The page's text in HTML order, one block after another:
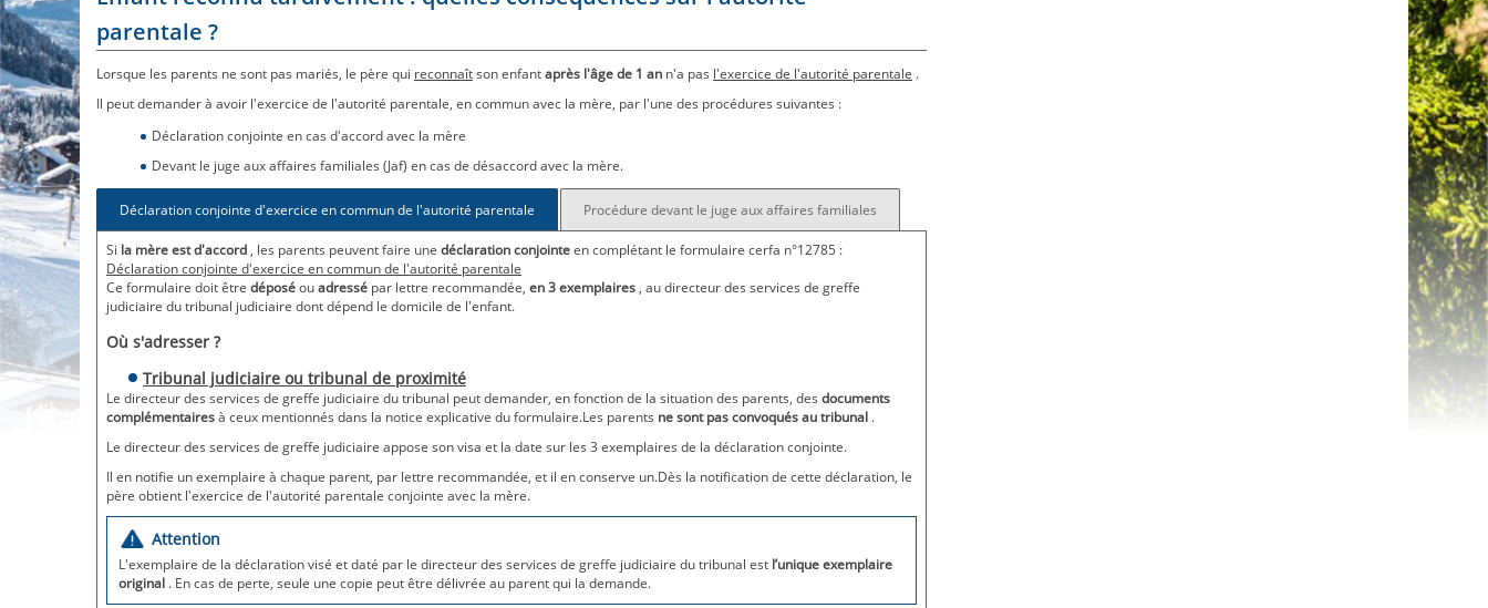
parentale ?
Lorsque les parents ne sont pas mariés, le père qui reconnaîtson enfantaprès l'âge de 1 an n'a pas l'exercice de l'autorité parentale .
Il peut demander à avoir l'exercice de l'autorité parentale, en commun avec la mère, par l'une des procédures suivantes :
Déclaration conjointe en cas d'accord avec la mère
Devant le juge aux affaires familiales (Jaf) en cas de désaccord avec la mère.
Déclaration conjointe d'exercice en commun de l'autorité parentale Procédure devant le juge aux affaires familiales
Si la mère est d'accord , les parents peuvent faire une déclaration conjointeen complétant le formulaire cerfa n°12785 :
Déclaration conjointe d'exercice en commun de l'autorité parentale
Ce formulaire doit être déposéouadressé par lettre recommandée, en 3 exemplaires , au directeur des services de greffe
judiciaire du tribunal judiciaire dont dépend le domicile de l'enfant.
Où s'adresser ?
Tribunal judiciaire ou tribunal de proximité
Le directeur des services de greffe judiciaire du tribunal peut demander, en fonction de la situation des parents, des documents
complémentairesà ceux mentionnés dans la notice explicative du formulaire.Les parents ne sont pas convoqués au tribunal .
Le directeur des services de greffe judiciaire appose son visa et la date sur les 3 exemplaires de la déclaration conjointe.
Il en notifie un exemplaire à chaque parent, par lettre recommandée, et il en conserve un.Dès la notification de cette déclaration, le
père obtient l'exercice de l'autorité parentale conjointe avec la mère.
Attention
L'exemplaire de la déclaration visé et daté par le directeur des services de greffe judiciaire du tribunal est l’unique exemplaire
original . En cas de perte, seule une copie peut être délivrée au parent qui la demande.